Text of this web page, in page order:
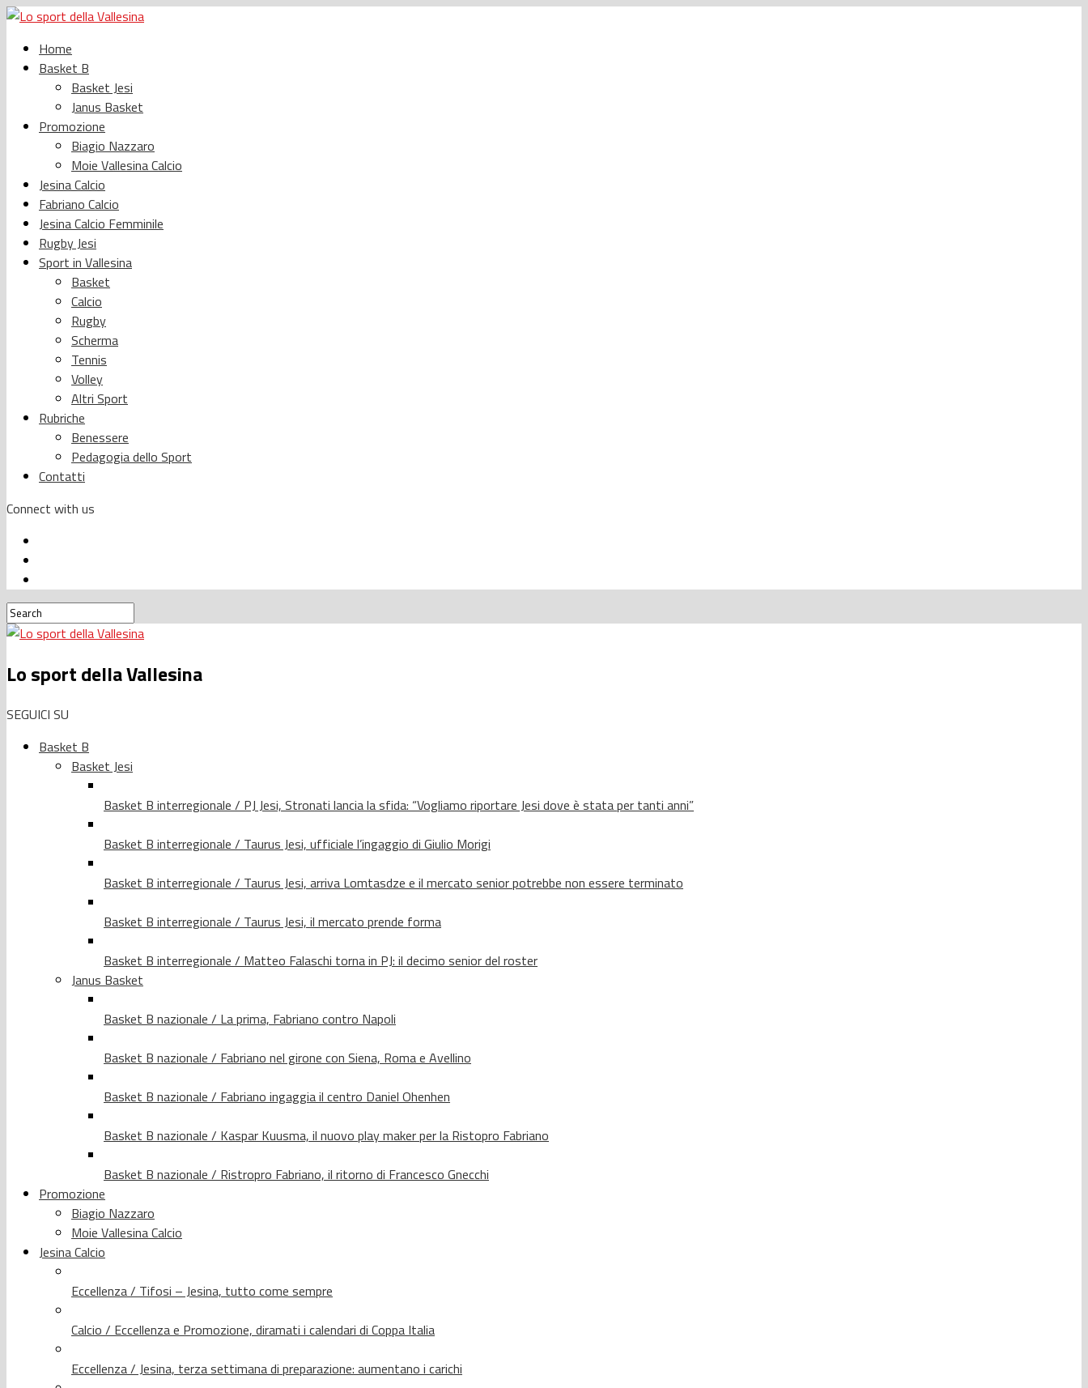
Home
Basket B
Basket Jesi
Janus Basket
Promozione
Biagio Nazzaro
Moie Vallesina Calcio
Jesina Calcio
Fabriano Calcio
Jesina Calcio Femminile
Rugby Jesi
Sport in Vallesina
Basket
Calcio
Rugby
Scherma
Tennis
Volley
Altri Sport
Rubriche
Benessere
Pedagogia dello Sport
Contatti
Connect with us
Lo sport della Vallesina
SEGUICI SU
Basket B
Basket Jesi
Basket B interregionale / PJ Jesi, Stronati lancia la sfida: “Vogliamo riportare Jesi dove è stata per tanti anni”
Basket B interregionale / Taurus Jesi, ufficiale l’ingaggio di Giulio Morigi
Basket B interregionale / Taurus Jesi, arriva Lomtasdze e il mercato senior potrebbe non essere terminato
Basket B interregionale / Taurus Jesi, il mercato prende forma
Basket B interregionale / Matteo Falaschi torna in PJ: il decimo senior del roster
Janus Basket
Basket B nazionale / La prima, Fabriano contro Napoli
Basket B nazionale / Fabriano nel girone con Siena, Roma e Avellino
Basket B nazionale / Fabriano ingaggia il centro Daniel Ohenhen
Basket B nazionale / Kaspar Kuusma, il nuovo play maker per la Ristopro Fabriano
Basket B nazionale / Ristropro Fabriano, il ritorno di Francesco Gnecchi
Promozione
Biagio Nazzaro
Moie Vallesina Calcio
Jesina Calcio
Eccellenza / Tifosi – Jesina, tutto come sempre
Calcio / Eccellenza e Promozione, diramati i calendari di Coppa Italia
Eccellenza / Jesina, terza settimana di preparazione: aumentano i carichi